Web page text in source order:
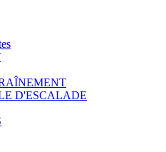
D'ESCALADE